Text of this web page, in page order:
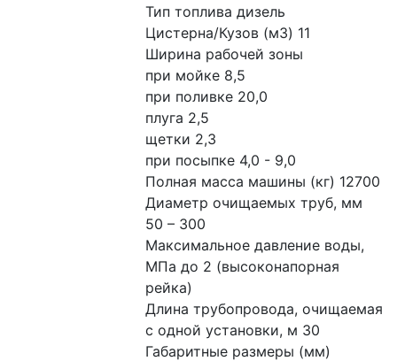
Тип топлива дизель
Цистерна/Кузов (м3) 11
Ширина рабочей зоны
при мойке 8,5
при поливке 20,0
плуга 2,5
щетки 2,3
при посыпке 4,0 - 9,0
Полная масса машины (кг) 12700
Диаметр очищаемых труб, мм
50 – 300
Максимальное давление воды,
МПа до 2 (высоконапорная
рейка)
Длина трубопровода, очищаемая
с одной установки, м 30
Габаритные размеры (мм)